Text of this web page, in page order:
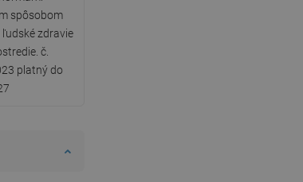
spôsobom
zdravie
č.
platný do